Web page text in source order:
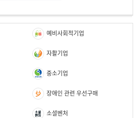
예비사회적기업
자활기업
중소기업
장애인 관련 우선구매
소셜벤처